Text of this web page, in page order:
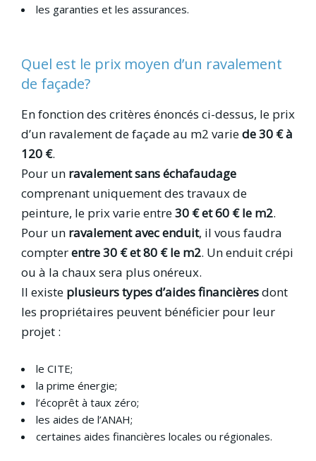
les garanties et les assurances.
Quel est le prix moyen d’un ravalement
de façade?
En fonction des critères énoncés ci-dessus, le prix
d’un ravalement de façade au m2 variede 30 € à
120 €.
Pour un ravalement sans échafaudage
comprenant uniquement des travaux de
peinture, le prix varie entre30 € et 60 € le m2.
Pour un ravalement avec enduit, il vous faudra
compterentre 30 € et 80 € le m2. Un enduit crépi
ou à la chaux sera plus onéreux.
Il existe plusieurs types d’aides financièresdont
les propriétaires peuvent bénéficier pour leur
projet :
le CITE;
la prime énergie;
l’écoprêt à taux zéro;
les aides de l’ANAH;
certaines aides financières locales ou régionales.